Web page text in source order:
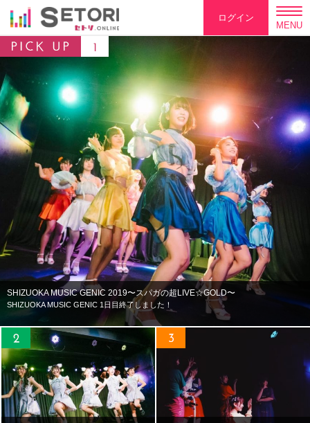
MENU
ログイン
SHIZUOKA MUSIC GENIC 2019〜スパガの超LIVE☆GOLD〜
SHIZUOKA MUSIC GENIC 1日目終了しました！